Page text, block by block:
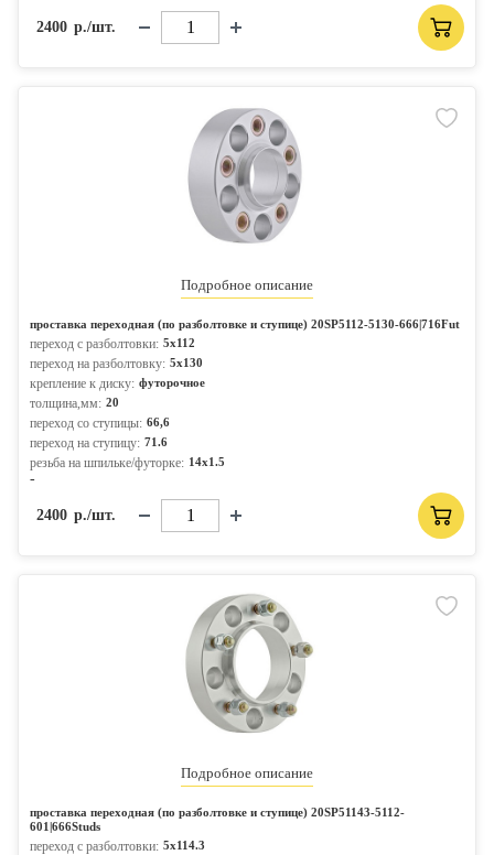
2400 р./шт.
Подробное описание
проставка переходная (по разболтовке и ступице) 20SP5112-5130-666|716Fut
переход с разболтовки: 5x112
переход на разболтовку: 5x130
крепление к диску: футорочное
толщина,мм: 20
переход со ступицы: 66,6
переход на ступицу: 71.6
резьба на шпильке/футорке: 14x1.5
-
2400 р./шт.
Подробное описание
проставка переходная (по разболтовке и ступице) 20SP51143-5112-
601|666Studs
переход с разболтовки: 5x114.3